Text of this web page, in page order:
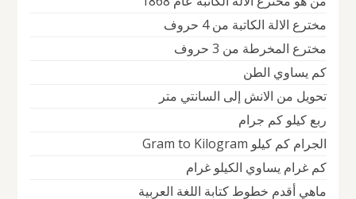
مخترع الالة الكاتبة من 4 حروف
مخترع المخرطة من 3 حروف
كم يساوي الطن
تحويل من الانش إلى السانتي متر
ربع كيلو كم جرام
الجرام كم كيلو Gram to Kilogram
كم غرام يساوي الكيلو غرام
ماهي أقدم خطوط كتابة اللغة العربية